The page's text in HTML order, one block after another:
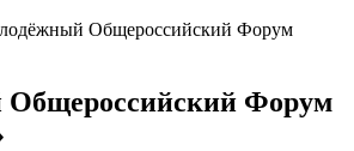
Общероссийский Форум
Форум